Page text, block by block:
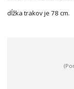
dĺžka trakov je 78 cm.